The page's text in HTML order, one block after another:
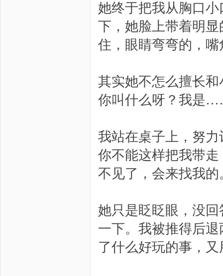
她终于把我从胸口
下，她脸上带着明
住，眼睛弯弯的，
其实她不怎么擅长
你叫什么呀？我是
我站在桌子上，努
你不能这样把我带
不见了，会来找我
她只是眨眨眼，没
一下。我被推得后
了什么好玩的事，